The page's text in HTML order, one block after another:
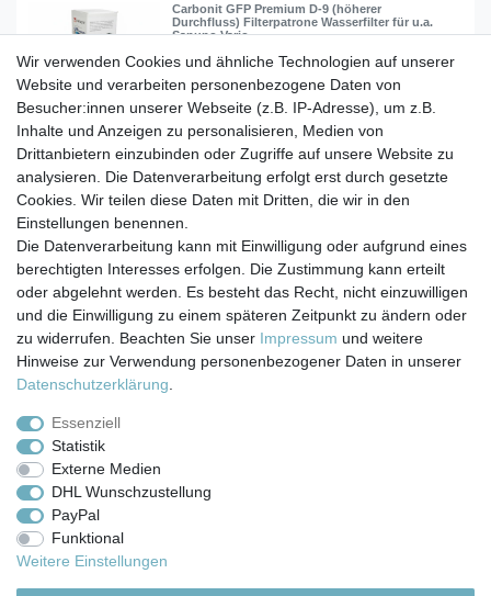
Carbonit GFP Premium D-9 (höherer
Durchfluss) Filterpatrone Wasserfilter für u.a.
Sanuno Vario
52,90 € *
In den Warenkorb
*inkl. ges. MwSt.zzgl. Versandkosten
Impressum Daten­schutz­erklärung AGB
Barrierefreiheitserklärung Widerrufs­recht
Versand- & Zahlungsbedingungen
Wir verwenden Cookies und ähnliche Technologien auf unserer
Website und verarbeiten personenbezogene Daten von
Besucher:innen unserer Webseite (z.B. IP-Adresse), um z.B.
Inhalte und Anzeigen zu personalisieren, Medien von
Drittanbietern einzubinden oder Zugriffe auf unsere Website zu
analysieren. Die Datenverarbeitung erfolgt erst durch gesetzte
Cookies. Wir teilen diese Daten mit Dritten, die wir in den
Einstellungen benennen.
Die Datenverarbeitung kann mit Einwilligung oder aufgrund eines
berechtigten Interesses erfolgen. Die Zustimmung kann erteilt
oder abgelehnt werden. Es besteht das Recht, nicht einzuwilligen
und die Einwilligung zu einem späteren Zeitpunkt zu ändern oder
zu widerrufen. Beachten Sie unser Impressum und weitere
Hinweise zur Verwendung personenbezogener Daten in unserer
Daten­schutz­erklärung
Essenziell
Statistik
Externe Medien
DHL Wunschzustellung
PayPal
Funktional
Weitere Einstellungen